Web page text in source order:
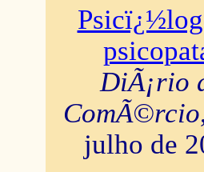
DiÃ¡rio
ComÃ©rcio
julho de